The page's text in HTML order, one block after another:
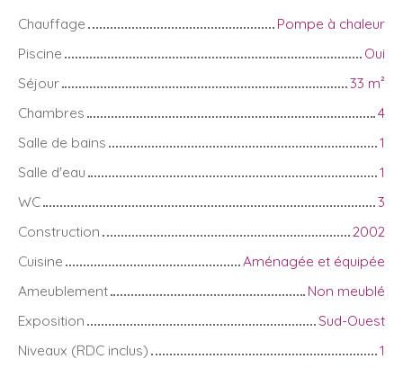
Chauffage
Pompe à chaleur
Piscine
Oui
Séjour
33 m²
Chambres
4
Salle de bains
1
Salle d'eau
1
WC
3
Construction
2002
Cuisine
Aménagée et équipée
Ameublement
Non meublé
Exposition
Sud-Ouest
Niveaux (RDC inclus)
1